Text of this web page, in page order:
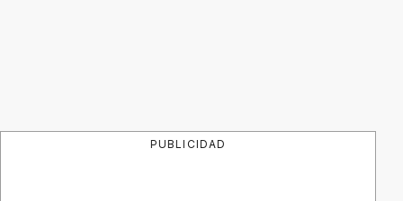
PUBLICIDAD